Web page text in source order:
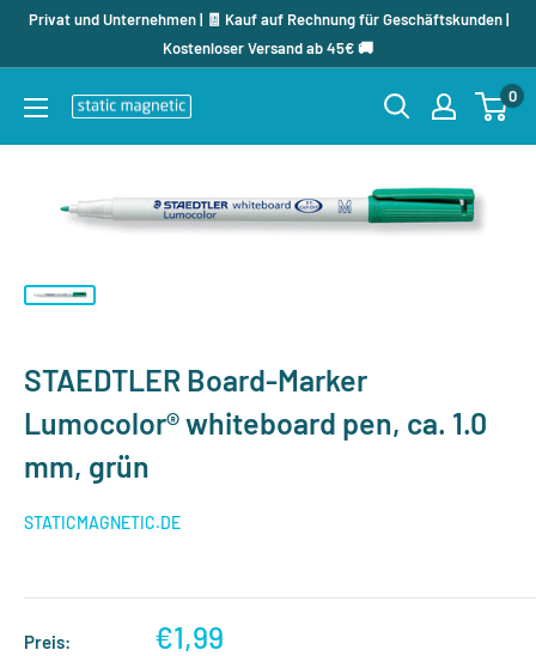
DirektPrivat und Unternehmen | 🧾 Kauf auf Rechnung für Geschäftskunden |
Kostenloser Versand ab 45€ 🚚
staticmagnetic.de
0
STAEDTLER Board-Marker
Lumocolor® whiteboard pen, ca. 1.0
mm, grün
STATICMAGNETIC.DE
Preis: Sonderpreis
€1,99